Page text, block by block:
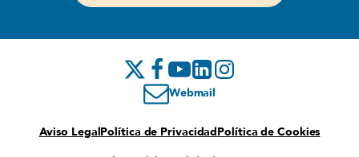
Webmail
Aviso LegalPolítica de PrivacidadPolítica de Cookies